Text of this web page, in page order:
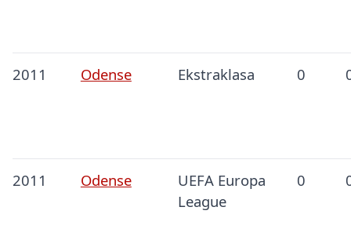
2011 Odense Ekstraklasa 0
2011 Odense
UEFA Europa
League
0